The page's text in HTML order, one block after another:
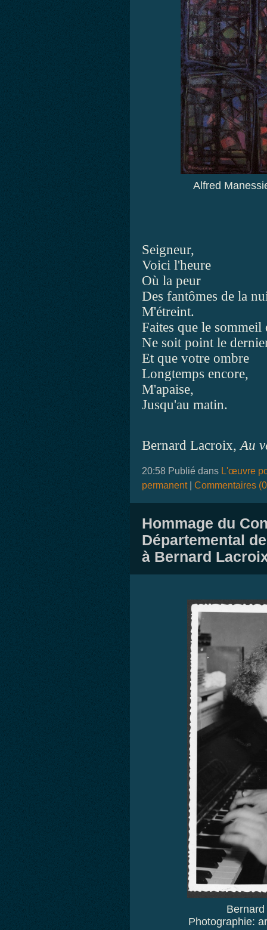
Alfred
Seigneur,
Voici l'heure
Où la peur
Des fantômes de la
M'étreint.
Faites que le
Ne soit point le
Et que votre ombre
Longtemps encore,
M'apaise,
Jusqu'au matin.
Bernard Lacroix,Au
20:58 Publié dans L'œuvre
permanent| Commentaires
Hommage du
Départemental
à Bernard
Photographie: